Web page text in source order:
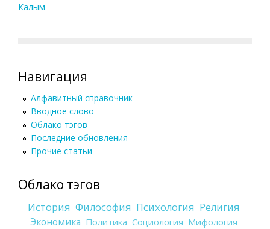
Калым
Навигация
Алфавитный справочник
Вводное слово
Облако тэгов
Последние обновления
Прочие статьи
Облако тэгов
История Философия Психология Религия
Экономика Политика Социология Мифология